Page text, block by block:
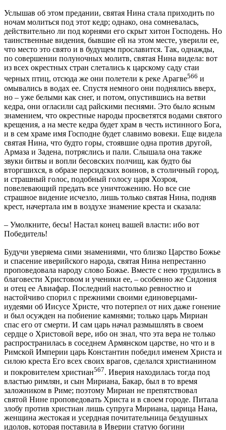
Услышав об этом предании, святая Нина стала приходить по
ночам молиться под этот кедр; однако, она сомневалась,
действительно ли под корнями его скрыт хитон Господень. Но
таинственные видения, бывшие ей на этом месте, уверили ее,
что место это свято и в будущем прославится. Так, однажды,
по совершении полуночных молитв, святая Нина видела: вот
из всех окрестных стран слетались к царскому саду стаи
черных птиц, отсюда же они полетели к реке Арагве566 и
омывались в водах ее. Спустя немного они поднялись вверх,
но – уже белыми как снег, и потом, опустившись на ветви
кедра, они огласили сад райскими песнями. Это было ясным
знамением, что окрестные народы просветятся водами святого
крещения, а на месте кедра будет храм в честь истинного Бога,
и в сем храме имя Господне будет славимо вовеки. Еще видела
святая Нина, что будто горы, стоявшие одна против другой,
Армаза и Задена, потряслись и пали. Слышала она также
звуки битвы и вопли бесовских полчищ, как будто бы
вторгшихся, в образе персидских воинов, в столичный город,
и страшный голос, подобный голосу царя Хозроя,
повелевающий предать все уничтожению. Но все сие
страшное видение исчезло, лишь только святая Нина, подняв
крест, начертала им в воздухе знамение креста и сказала:
– Умолкните, бесы! Настал конец вашей власти: ибо вот
Победитель!
Будучи уверяема сими знамениями, что близко Царство Божье
и спасение иверийского народа, святая Нина непрестанно
проповедовала народу слово Божье. Вместе с нею трудились в
благовести Христовом и ученики ее, – особенно же Сидония
и отец ее Авиафар. Последний настолько ревностно и
настойчиво спорил с прежними своими единоверцами-
иудеями об Иисусе Христе, что потерпел от них даже гонение
и был осужден на побиение камнями; только царь Мириан
спас его от смерти. И сам царь начал размышлять в своем
сердце о Христовой вере, ибо он знал, что эта вера не только
распространилась в соседнем Армянском царстве, но что и в
Римской Империи царь Константин победил именем Христа и
силою креста Его всех своих врагов, сделался христианином
и покровителем христиан567. Иверия находилась тогда под
властью римлян, и сын Мириана, Бакар, был в то время
заложником в Риме; поэтому Мириан не препятствовал
святой Нине проповедовать Христа и в своем городе. Питала
злобу против христиан лишь супруга Мириана, царица Нана,
женщина жестокая и усердная почитательница бездушных
идолов, которая поставила в Иверии статую богини